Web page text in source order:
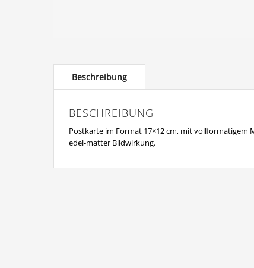
BESCHREIBUNG
Postkarte im Format 17×12 cm, mit vollformatigem
edel-matter Bildwirkung.